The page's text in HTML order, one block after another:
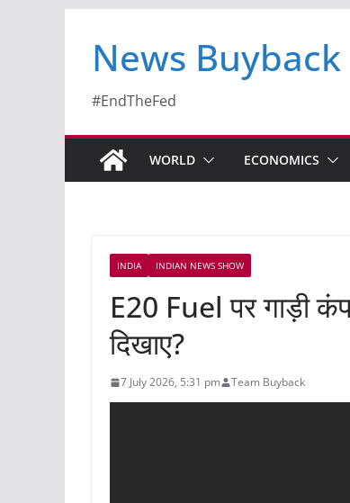
News Buyback
#EndTheFed
WORLD ECONOMICS
INDIA INDIAN NEWS SHOW
E20 Fuel पर गाड़ी
दिखाए?
7 July 2026, 5:31 pm Team Buyback